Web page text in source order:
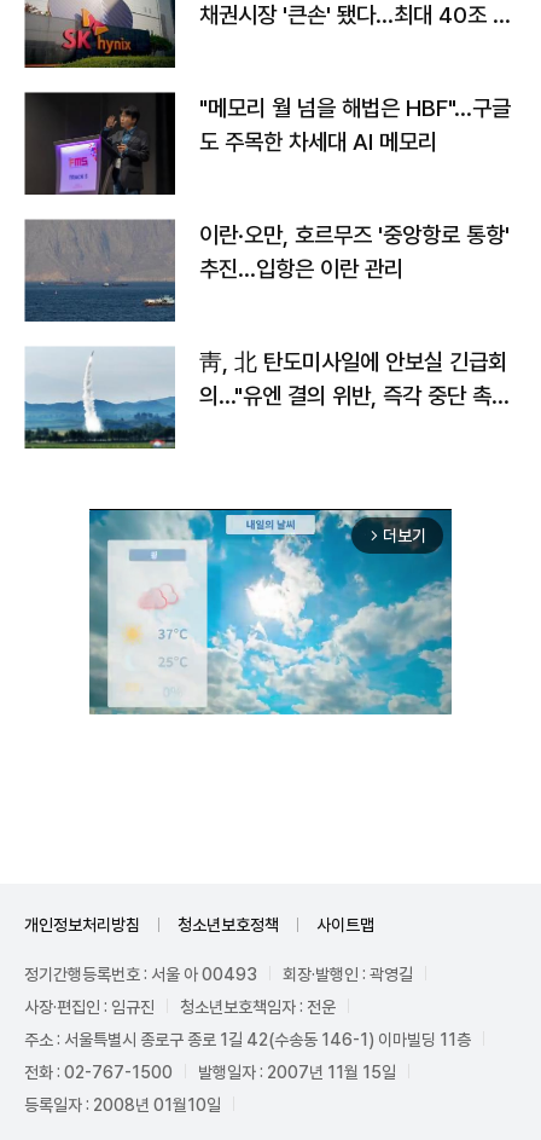
채권시장 '큰손' 됐다…최대 40조 투
"메모리 월 넘을 해법은 HBF"…구글
도 주목한 차세대 AI 메모리
이란·오만, 호르무즈 '중앙항로 통항'
추진…입항은 이란 관리
靑, 北 탄도미사일에 안보실 긴급회
의…"유엔 결의 위반, 즉각 중단 촉
arrow_forward_ios 더보기
개인정보처리방침 청소년보호정책 사이트맵
정기간행등록번호 : 서울 아 00493
회장·발행인 : 곽영길
사장·편집인 : 임규진
청소년보호책임자 : 전운
주소 : 서울특별시 종로구 종로 1길 42(수송동 146-1) 이마빌딩 11층
전화 : 02-767-1500
발행일자 : 2007년 11월 15일
등록일자 : 2008년 01월10일